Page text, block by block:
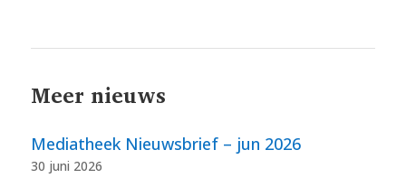
Meer nieuws
Mediatheek Nieuwsbrief – jun 2026
30 juni 2026